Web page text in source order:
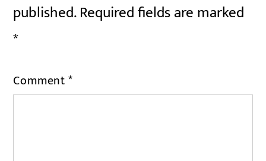
published.Required fields are marked
*
Comment*